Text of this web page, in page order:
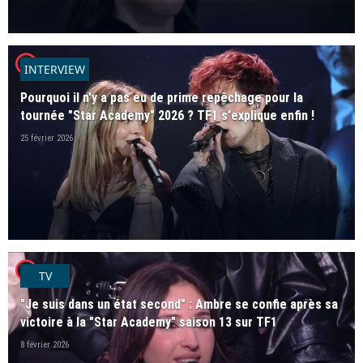
player2
INTERVIEW
Pourquoi il n'y a pas eu de prime repêchage pour la
tournée "Star Academy" 2026 ? TF1 s'explique enfin !
25 février 2026
player2TV
"Je suis dans un état second" : Ambre se confie après sa
victoire à la "Star Academy" saison 13 sur TF1
8 février 2026